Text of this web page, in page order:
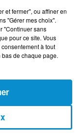
07/26
07/26
et fermer", ou affiner en
"Gérer mes choix".
"Continuer sans
pour ce site. Vous
à tout
de chaque page.